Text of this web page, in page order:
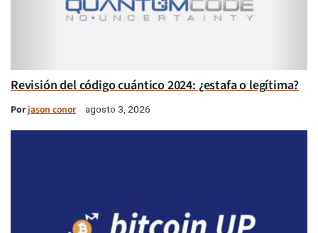
Revisión del código cuántico 2024: ¿estafa o legítima?
Porjason conor agosto 3, 2026